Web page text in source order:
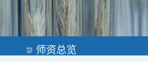
师资总览